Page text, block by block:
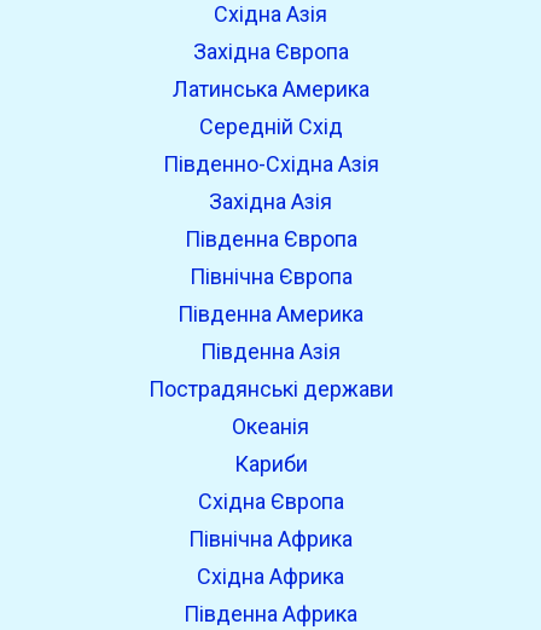
Східна Азія
Західна Європа
Латинська Америка
Середній Схід
Південно-Східна Азія
Західна Азія
Південна Європа
Північна Європа
Південна Америка
Південна Азія
Пострадянські держави
Океанія
Кариби
Східна Європа
Північна Африка
Східна Африка
Південна Африка